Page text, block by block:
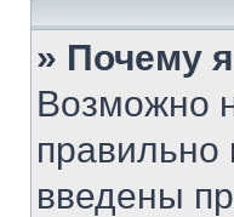
» Почему
Возможно
правильно
введены